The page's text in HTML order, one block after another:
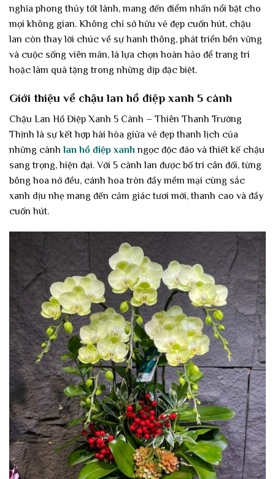
nghĩa phong thủy tốt lành, mang đến điểm nhấn nổi bật cho
mọi không gian. Không chỉ sở hữu vẻ đẹp cuốn hút, chậu
lan còn thay lời chúc về sự hanh thông, phát triển bền vững
và cuộc sống viên mãn, là lựa chọn hoàn hảo để trang trí
hoặc làm quà tặng trong những dịp đặc biệt.
Giới thiệu về chậu lan hồ điệp xanh 5 cành
Chậu Lan Hồ Điệp Xanh 5 Cành – Thiên Thanh Trường
Thịnh là sự kết hợp hài hòa giữa vẻ đẹp thanh lịch của
những cànhlan hồ điệp xanh ngọc độc đáo và thiết kế chậu
sang trọng, hiện đại. Với 5 cành lan được bố trí cân đối, từng
bông hoa nở đều, cánh hoa tròn đầy mềm mại cùng sắc
xanh dịu nhẹ mang đến cảm giác tươi mới, thanh cao và đầy
cuốn hút.